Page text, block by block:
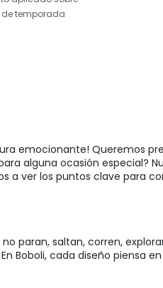
de temporada
emocionante! Queremos
alguna ocasión especial?
a ver los puntos clave para
paran, saltan, corren,
cada diseño piensa